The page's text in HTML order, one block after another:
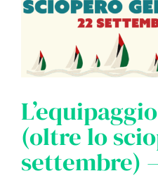
(oltre lo
settembre)